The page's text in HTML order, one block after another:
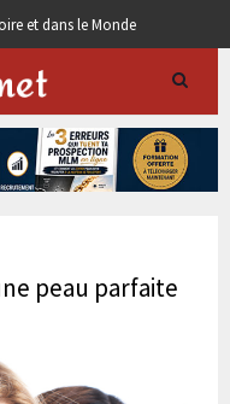
et dans le Monde
peau parfaite